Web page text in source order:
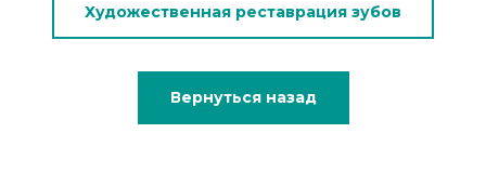
Художественная реставрация зубов
Вернуться назад